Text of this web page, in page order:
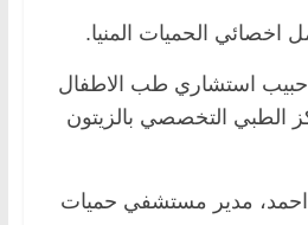
اخصائي الحميات المنيا.
حبيب استشاري طب الاطفال
الطبي التخصصي بالزيتون
مدير مستشفي حميات